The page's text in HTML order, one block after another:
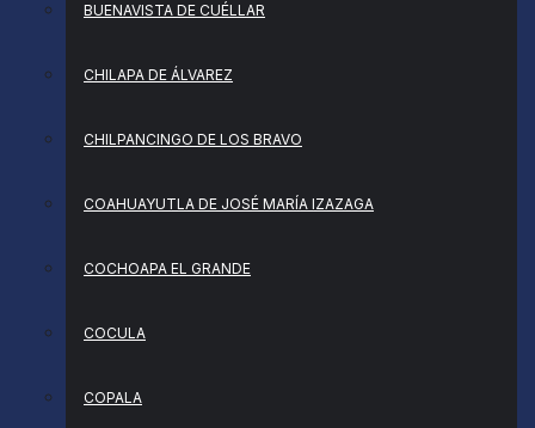
BUENAVISTA DE CUÉLLAR
CHILAPA DE ÁLVAREZ
CHILPANCINGO DE LOS BRAVO
COAHUAYUTLA DE JOSÉ MARÍA IZAZAGA
COCHOAPA EL GRANDE
COCULA
COPALA